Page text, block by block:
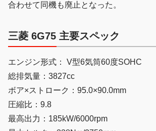
合わせて同機も廃止となった。
三菱 6G75 主要スペック
エンジン形式： V型6気筒60度SOHC
総排気量：3827cc
ボア×ストローク：95.0×90.0mm
圧縮比：9.8
最高出力：185kW/6000rpm